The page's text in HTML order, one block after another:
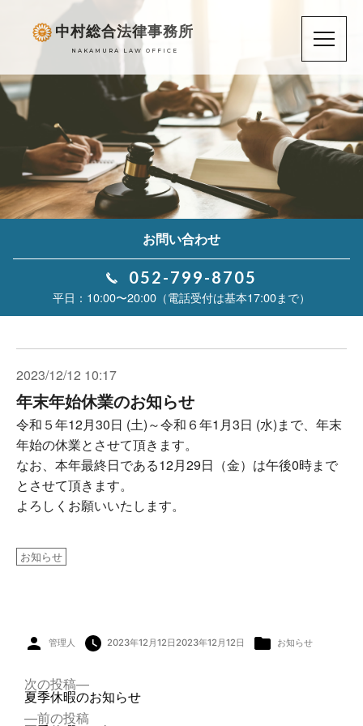
中村総合法律事務所
NAKAMURA LAW OFFICE
お問い合わせ
052-799-8705
10:00〜20:00（電話受付は基本17:00まで）
2023/12/12 10:17
年末年始休業のお知らせ
令和５年12月30日 (土)～令和６年1月3日 (水)まで、年末
年始の休業とさせて頂きます。
なお、本年最終日である12月29日（金）は午後0時まで
とさせて頂きます。
よろしくお願いいたします。
お知らせ
投
稿
管理人 2023年12月12日2023年12月12日
カ
テ
お知らせ
投
稿
ナ
ビ 前の投稿前
次の投稿 次
の
投
夏季休暇のお知らせ